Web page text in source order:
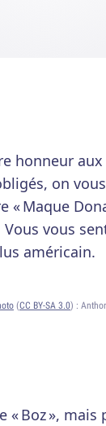
honneur
on
« Maque
Vous vous
américain.
(CC BY-SA 3.0) :
« Boz », mais